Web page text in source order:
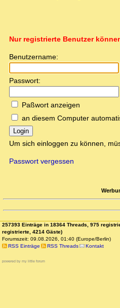
Nur registrierte Benutzer
Benutzername:
Passwort:
Paßwort anzeigen
an diesem Computer
Login
Um sich einloggen zu können,
Passwort vergessen
257393 Einträge in 18364 Threads, 975
registrierte, 4214 Gäste)
Forumszeit: 09.08.2026, 01:40 (Europe/Berlin)
RSS Einträge
RSS Threads Kontakt
powered by my little forum